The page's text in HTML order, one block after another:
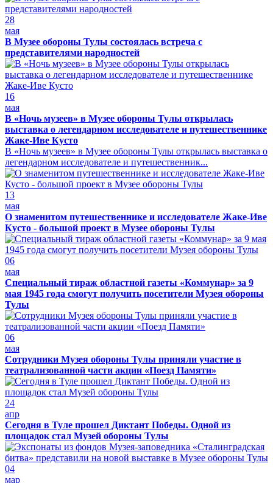
28
мая
В Музее обороны Тулы состоялась встреча с
представителями народностей
16
мая
В «Ночь музеев» в Музее обороны Тулы открылась
выставка о легендарном исследователе и путешественнике
Жаке-Иве Кусто
В «Ночь музеев» в Музее обороны Тулы открылась выставка о
легендарном исследователе и путешественник...
13
мая
О знаменитом путешественнике и исследователе Жаке-Иве
Кусто - большой проект в Музее обороны Тулы
06
мая
Специальный тираж областной газеты «Коммунар» за 9
мая 1945 года смогут получить посетители Музея обороны
Тулы
06
мая
Сотрудники Музея обороны Тулы приняли участие в
театрализованной части акции «Поезд Памяти»
24
апр
Сегодня в Туле прошел Диктант Победы. Одной из
площадок стал Музей обороны Тулы
04
мар